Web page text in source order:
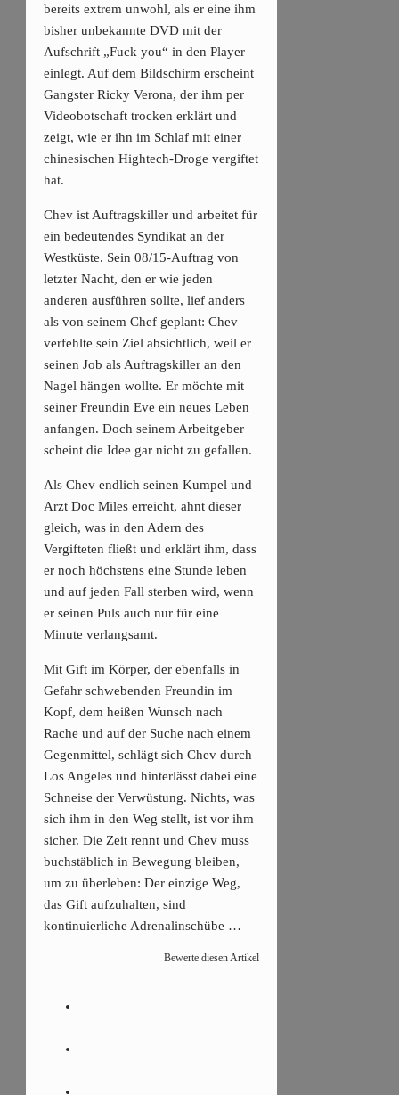
bereits extrem unwohl, als er eine ihm
bisher unbekannte DVD mit der
Aufschrift „Fuck you“ in den Player
einlegt. Auf dem Bildschirm erscheint
Gangster Ricky Verona, der ihm per
Videobotschaft trocken erklärt und
zeigt, wie er ihn im Schlaf mit einer
chinesischen Hightech-Droge vergiftet
hat.
Chev ist Auftragskiller und arbeitet für
ein bedeutendes Syndikat an der
Westküste. Sein 08/15-Auftrag von
letzter Nacht, den er wie jeden
anderen ausführen sollte, lief anders
als von seinem Chef geplant: Chev
verfehlte sein Ziel absichtlich, weil er
seinen Job als Auftragskiller an den
Nagel hängen wollte. Er möchte mit
seiner Freundin Eve ein neues Leben
anfangen. Doch seinem Arbeitgeber
scheint die Idee gar nicht zu gefallen.
Als Chev endlich seinen Kumpel und
Arzt Doc Miles erreicht, ahnt dieser
gleich, was in den Adern des
Vergifteten fließt und erklärt ihm, dass
er noch höchstens eine Stunde leben
und auf jeden Fall sterben wird, wenn
er seinen Puls auch nur für eine
Minute verlangsamt.
Mit Gift im Körper, der ebenfalls in
Gefahr schwebenden Freundin im
Kopf, dem heißen Wunsch nach
Rache und auf der Suche nach einem
Gegenmittel, schlägt sich Chev durch
Los Angeles und hinterlässt dabei eine
Schneise der Verwüstung. Nichts, was
sich ihm in den Weg stellt, ist vor ihm
sicher. Die Zeit rennt und Chev muss
buchstäblich in Bewegung bleiben,
um zu überleben: Der einzige Weg,
das Gift aufzuhalten, sind
kontinuierliche Adrenalinschübe …
Bewerte diesen Artikel